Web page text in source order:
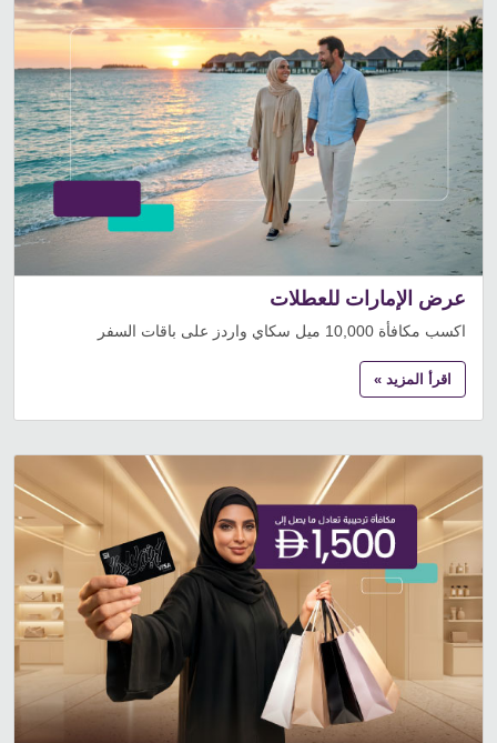
عرض الإمارات للعطلات
اكسب مكافأة 10,000 ميل سكاي واردز على باقات السفر
اقرأ المزيد »